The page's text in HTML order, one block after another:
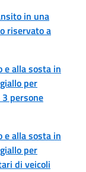
in una
riservato a
e alla sosta in
per
persone
e alla sosta in
per
di veicoli